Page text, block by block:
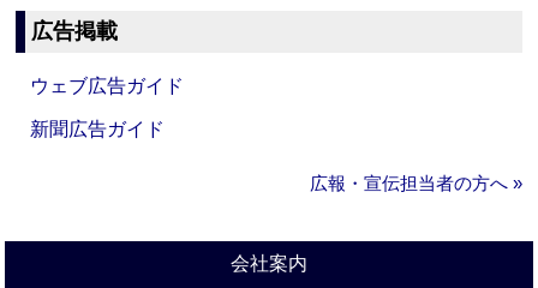
広告掲載
ウェブ広告ガイド
新聞広告ガイド
広報・宣伝担当者の方へ »
会社案内